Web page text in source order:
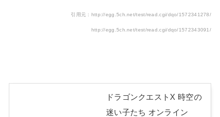
引用元：http://egg.5ch.net/test/read.cgi/dqo/1572341278/
http://egg.5ch.net/test/read.cgi/dqo/1572343091/
ドラゴンクエストX 時空の
迷い子たち オンライン